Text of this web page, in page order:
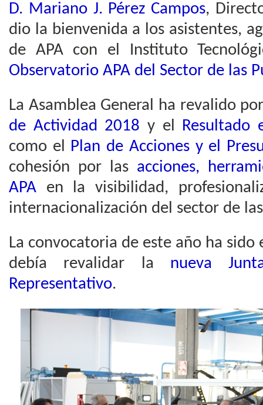
D. Mariano J. Pérez Campos,
dio la bienvenida a los asistentes,
de APA con el Instituto
Observatorio APA del Sector de las
La Asamblea General ha revalido
de Actividad 2018 y el Resultado
como el Plan de Acciones y el
cohesión por las acciones,
APA en la visibilidad,
internacionalización del sector de
La convocatoria de este año ha sido
debía revalidar la nueva
Representativo.